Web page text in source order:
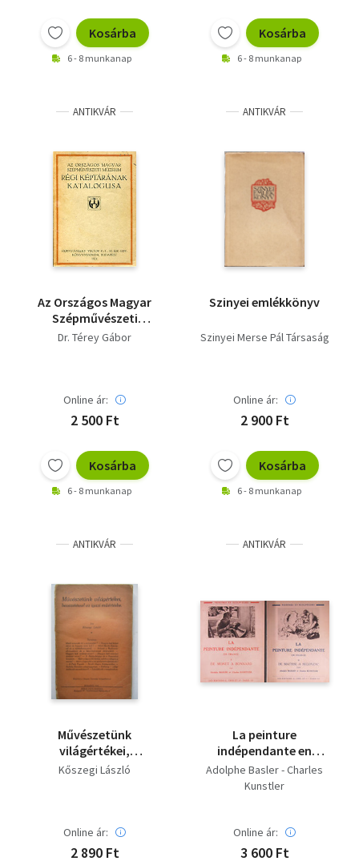
Kosárba
6 - 8 munkanap
Kosárba
6 - 8 munkanap
ANTIKVÁR
Az Országos Magyar
Szépművészeti
Múzeum régi
Dr. Térey Gábor
Online ár:
2 500 Ft
Kosárba
6 - 8 munkanap
ANTIKVÁR
Szinyei emlékkönyv
Szinyei Merse Pál Társaság
Online ár:
2 900 Ft
Kosárba
6 - 8 munkanap
ANTIKVÁR
Művészetünk
világértékei,
bevezetéssel az igazi
Kőszegi László
Online ár:
2 890 Ft
ANTIKVÁR
La peinture
indépendante en
France I-II.
Adolphe Basler - Charles
Kunstler
Online ár:
3 600 Ft